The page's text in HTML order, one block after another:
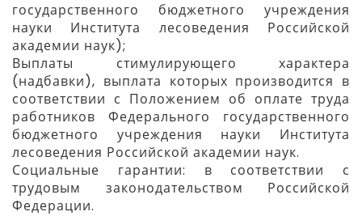
государственного бюджетного учреждения
науки Института лесоведения Российской
академии наук);
Выплаты стимулирующего характера
(надбавки), выплата которых производится в
соответствии с Положением об оплате труда
работников Федерального государственного
бюджетного учреждения науки Института
лесоведения Российской академии наук.
Социальные гарантии: в соответствии с
трудовым законодательством Российской
Федерации.